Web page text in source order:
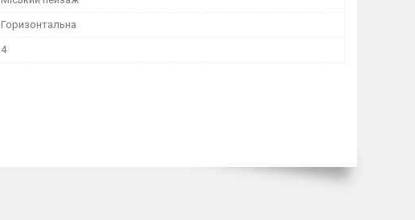
Горизонтальна
4